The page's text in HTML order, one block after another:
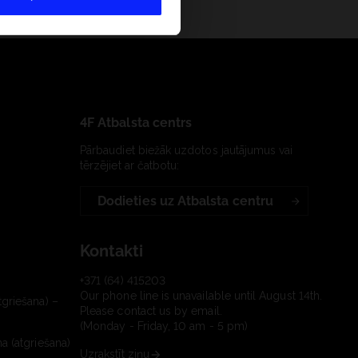
–
(atgriešana)
4F Atbalsta centrs
Pārbaudiet biežāk uzdotos jautājumus vai
tērzējiet ar čatbotu:
Dodieties uz Atbalsta centru
Kontakti
+371 (64) 415203
Our phone line is unavailable until August 14th.
Please contact us by email.
(Monday - Friday, 10 am - 5 pm)
Uzrakstīt ziņu